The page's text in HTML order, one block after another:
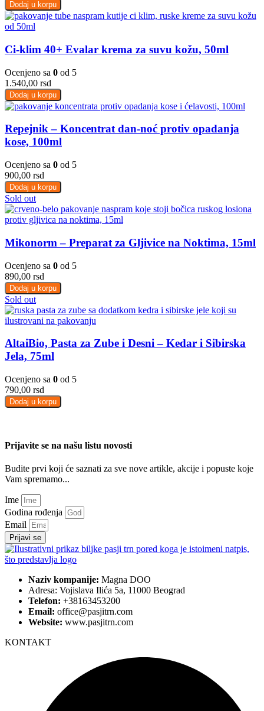
Dodaj u korpu
Ci-klim 40+ Evalar krema za suvu kožu, 50ml
Ocenjeno sa 0 od 5
1.540,00 rsd
Dodaj u korpu
Repejnik – Koncentrat dan-noć protiv opadanja
kose, 100ml
Ocenjeno sa 0 od 5
900,00 rsd
Dodaj u korpu
Sold out
Mikonorm – Preparat za Gljivice na Noktima, 15ml
Ocenjeno sa 0 od 5
890,00 rsd
Dodaj u korpu
Sold out
AltaiBio, Pasta za Zube i Desni – Kedar i Sibirska
Jela, 75ml
Ocenjeno sa 0 od 5
790,00 rsd
Dodaj u korpu
Prijavite se na našu listu novosti
Budite prvi koji će saznati za sve nove artikle, akcije i popuste koje
Vam spremamo...
Ime
Godina rođenja
Email
Prijavi se
Naziv kompanije: Magna DOO
Adresa: Vojislava Ilića 5a, 11000 Beograd
Telefon: +38163453200
Email: office@pasjitrn.com
Website: www.pasjitrn.com
KONTAKT